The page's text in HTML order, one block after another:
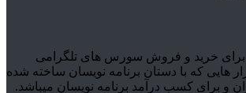
خرید و فروش سورس های تلگرامی
هایی که با دستان برنامه نویسان ساخته شده
و برای کسب درآمد برنامه نویسان میباشد.